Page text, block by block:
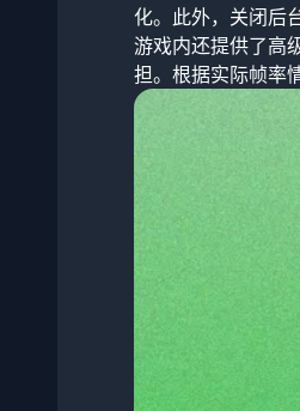
化。此外，关闭后
游戏内还提供了高
担。根据实际帧率